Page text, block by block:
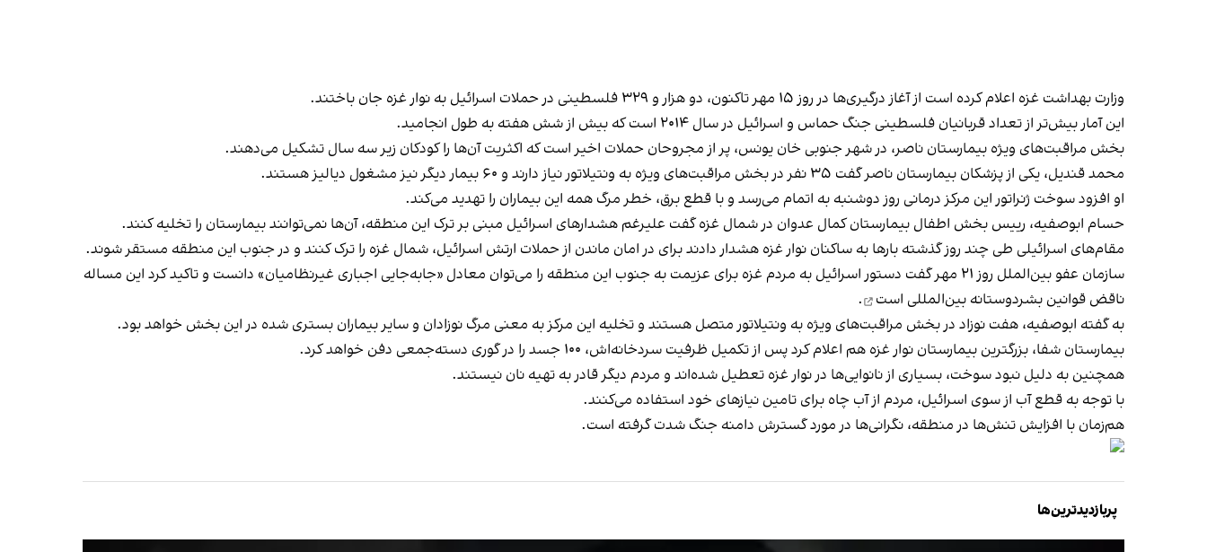
وزارت بهداشت غزه اعلام کرده است از آغاز درگیری‌ها در روز ۱۵ مهر تاکنون، دو هزار و ۳۲۹ فلسطینی در حملات اسرائیل به نوار غزه جان باختند.
این آمار بیش‌تر از تعداد قربانیان فلسطینی جنگ حماس و اسرائیل در سال ۲۰۱۴ است که بیش از شش هفته به طول انجامید.
بخش مراقبت‌های ویژه بیمارستان ناصر، در شهر جنوبی خان یونس، پر از مجروحان حملات اخیر است که اکثریت آن‌ها را کودکان زیر سه سال تشکیل می‌دهند.
محمد قندیل، یکی از پزشکان بیمارستان ناصر گفت ۳۵ نفر در بخش مراقبت‌های ویژه به ونتیلاتور نیاز دارند و ۶۰ بیمار دیگر نیز مشغول دیالیز هستند.
او افزود سوخت ژنراتور این مرکز درمانی روز دوشنبه به اتمام می‌رسد و با قطع برق، خطر مرگ همه این بیماران را تهدید می‌کند.
حسام ابوصفیه، رییس بخش اطفال بیمارستان کمال عدوان در شمال غزه گفت علیرغم هشدارهای اسرائیل مبنی بر ترک این منطقه، آن‌ها نمی‌توانند بیمارستان را تخلیه کنند.
مقام‌های اسرائیلی طی چند روز گذشته بارها به ساکنان نوار غزه هشدار دادند برای در امان ماندن از حملات ارتش اسرائیل، شمال غزه را ترک کنند و در جنوب این منطقه مستقر شوند.
سازمان عفو بین‌الملل روز ۲۱ مهر گفت دستور اسرائیل به مردم غزه برای عزیمت به جنوب این منطقه را می‌توان معادل «جابه‌جایی اجباری غیرنظامیان» دانست و تاکید کرد
این مساله
ناقض قوانین بشردوستانه بین‌المللی است
.
به گفته ابوصفیه، هفت نوزاد در بخش مراقبت‌های ویژه به ونتیلاتور متصل هستند و تخلیه این مرکز به معنی مرگ نوزادان و سایر بیماران بستری شده در این بخش خواهد بود.
بیمارستان شفا، بزرگترین بیمارستان نوار غزه هم اعلام کرد پس از تکمیل ظرفیت سردخانه‌اش، ۱۰۰ جسد را در گوری دسته‌جمعی دفن خواهد کرد.
همچنین به دلیل نبود سوخت، بسیاری از نانوایی‌ها در نوار غزه تعطیل شده‌اند و مردم دیگر قادر به تهیه نان نیستند.
با توجه به قطع آب از سوی اسرائیل، مردم از آب چاه برای تامین نیازهای خود استفاده می‌کنند.
هم‌زمان با افزایش تنش‌ها در منطقه، نگرانی‌ها در مورد گسترش دامنه جنگ شدت گرفته است.
پربازدیدترین‌ها